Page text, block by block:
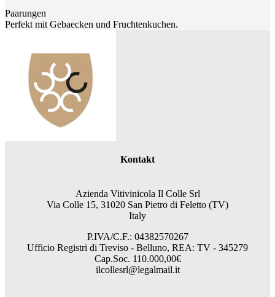
Paarungen
Perfekt mit Gebaecken und Fruchtenkuchen.
Kontakt
Azienda Vitivinicola Il Colle Srl
Via Colle 15, 31020 San Pietro di Feletto (TV)
Italy
P.IVA/C.F.: 04382570267
Ufficio Registri di Treviso - Belluno, REA: TV - 345279
Cap.Soc. 110.000,00€
ilcollesrl@legalmail.it